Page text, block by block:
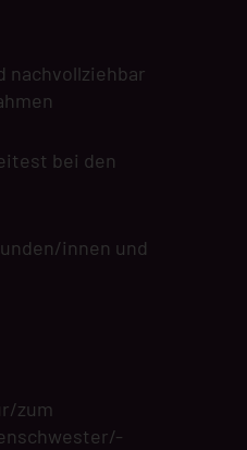
nachvollziehbar
bei den
innen und
zum